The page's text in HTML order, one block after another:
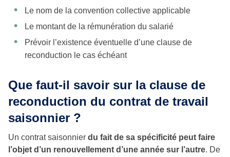
Le nom de la convention collective applicable
Le montant de la rémunération du salarié
Prévoir l’existence éventuelle d’une clause de
reconduction le cas échéant
Que faut-il savoir sur la clause de
reconduction du contrat de travail
saisonnier ?
Un contrat saisonnier du fait de sa spécificité peut faire
l’objet d’un renouvellement d’une année sur l’autre. De